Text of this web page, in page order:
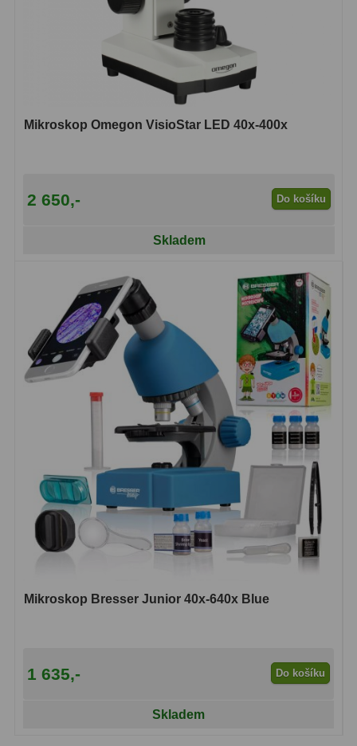
Mikroskop Omegon VisioStar LED 40x-400x
2 650,- Do košíku
Skladem
Mikroskop Bresser Junior 40x-640x Blue
1 635,- Do košíku
Skladem